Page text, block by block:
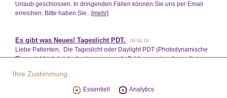
Urlaub geschlossen. In dringenden Fällen können Sie uns per Email
erreichen. Bitte haben Sie...[mehr]
Es gibt was Neues! Tageslicht PDT. - 09.04.19
Liebe Patienten, Die Tageslicht oder Daylight PDT (Photodynamische
Therapie) bietet sich als eine neue und effektive sowie schmerzfreie
Waxing durch WaxingQueen München bei Nini
Ihre Zustimmung
Essentiell Analytics